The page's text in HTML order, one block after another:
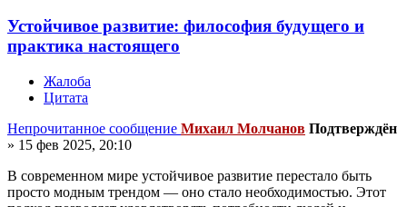
Устойчивое развитие: философия будущего и
практика настоящего
Жалоба
Цитата
Непрочитанное сообщение Михаил Молчанов Подтверждён
» 15 фев 2025, 20:10
В современном мире устойчивое развитие перестало быть
просто модным трендом — оно стало необходимостью. Этот